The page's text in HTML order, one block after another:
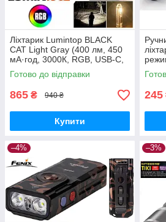
Ліхтарик Lumintop BLACK
CAT Light Gray (400 лм, 450
мА·год, 3000К, RGB, USB-C,
УФ, Кліпса, Магніт)
Готово до відправки
865 ₴ 940 ₴
Купити
245
–4% –3%